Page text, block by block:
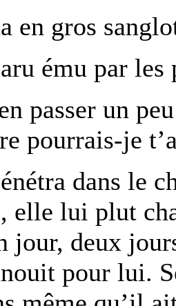
en gros
ému par les
passer un
pourrais-je
dans le
elle lui plut
jour, deux
pour lui.